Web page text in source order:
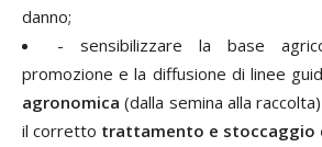
danno;
- sensibilizzare la base
promozione e la diffusione di linee
agronomica (dalla semina alla
il corretto trattamento e stoccaggio